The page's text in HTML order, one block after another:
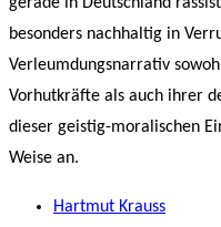
besonders nachhaltig in
Verleumdungsnarrativ
Vorhutkräfte als auch ihrer
dieser geistig-moralischen
Weise an.
Hartmut Krauss